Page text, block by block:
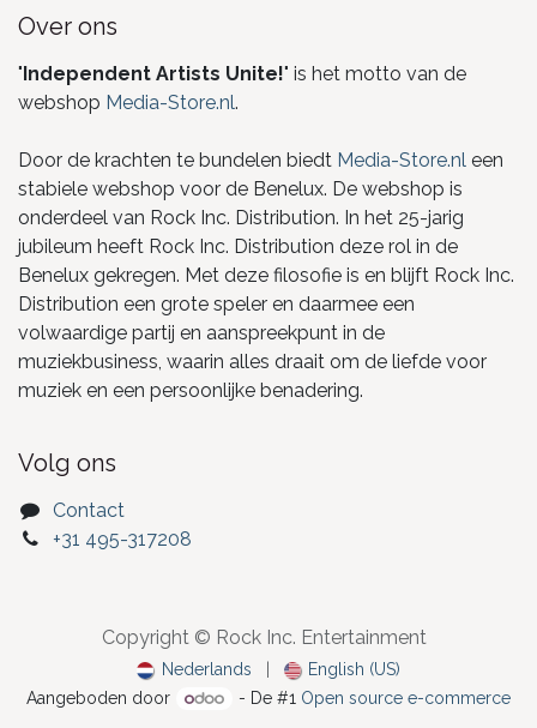
Over ons
"Independent Artists Unite!" is het motto van de
webshop Media-Store.nl.
Door de krachten te bundelen biedt Media-Store.nl een
stabiele webshop voor de Benelux. De webshop is
onderdeel van Rock Inc. Distribution. In het 25-jarig
jubileum heeft Rock Inc. Distribution deze rol in de
Benelux gekregen. Met deze filosofie is en blijft Rock Inc.
Distribution een grote speler en daarmee een
volwaardige partij en aanspreekpunt in de
muziekbusiness, waarin alles draait om de liefde voor
muziek en een persoonlijke benadering.
Volg ons
Contact
+31 495-317208
Copyright © Rock Inc. Entertainment
Nederlands
English (US)
Aangeboden door
- De #1 Open source e-commerce